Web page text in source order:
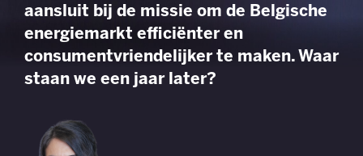
aansluit bij de missie om de Belgische
energiemarkt efficiënter en
consumentvriendelijker te maken. Waar
staan we een jaar later?